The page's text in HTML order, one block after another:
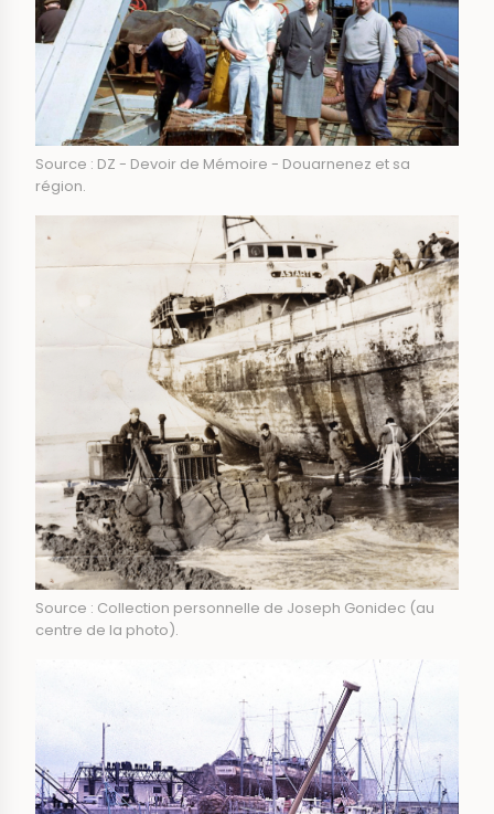
Source : DZ - Devoir de Mémoire - Douarnenez et sa
région.
Source : Collection personnelle de Joseph Gonidec (au
centre de la photo).